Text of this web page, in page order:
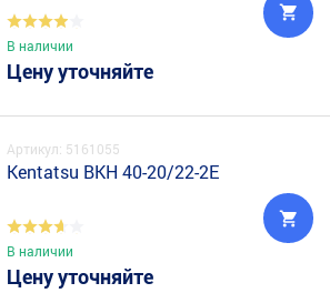
В наличии
Цену уточняйте
Артикул: 5161055
Kentatsu BKH 40-20/22-2E
В наличии
Цену уточняйте